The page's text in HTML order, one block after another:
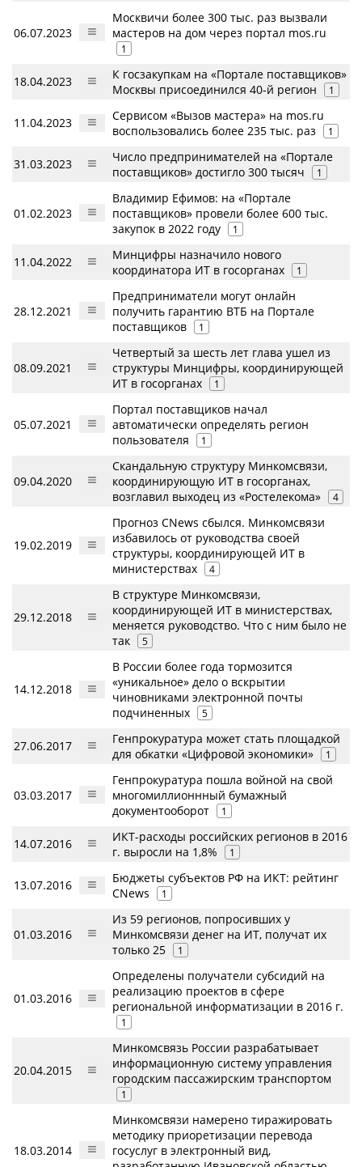
06.07.2023
Москвичи более 300 тыс. раз вызвали
мастеров на дом через портал mos.ru
1
18.04.2023
К госзакупкам на «Портале поставщиков»
Москвы присоединился 40-й регион
1
11.04.2023
Сервисом «Вызов мастера» на mos.ru
воспользовались более 235 тыс. раз
1
31.03.2023
Число предпринимателей на «Портале
поставщиков» достигло 300 тысяч
1
01.02.2023
Владимир Ефимов: на «Портале
поставщиков» провели более 600 тыс.
закупок в 2022 году
1
11.04.2022
Минцифры назначило нового
координатора ИТ в госорганах
1
28.12.2021
Предприниматели могут онлайн
получить гарантию ВТБ на Портале
поставщиков
1
08.09.2021
Четвертый за шесть лет глава ушел из
структуры Минцифры, координирующей
ИТ в госорганах
1
05.07.2021
Портал поставщиков начал
автоматически определять регион
пользователя
1
09.04.2020
Скандальную структуру Минкомсвязи,
координирующую ИТ в госорганах,
возглавил выходец из «Ростелекома»
4
19.02.2019
Прогноз CNews сбылся. Минкомсвязи
избавилось от руководства своей
структуры, координирующей ИТ в
министерствах
4
29.12.2018
В структуре Минкомсвязи,
координирующей ИТ в министерствах,
меняется руководство. Что с ним было не
так
5
14.12.2018
В России более года тормозится
«уникальное» дело о вскрытии
чиновниками электронной почты
подчиненных
5
27.06.2017
Генпрокуратура может стать площадкой
для обкатки «Цифровой экономики»
1
03.03.2017
Генпрокуратура пошла войной на свой
многомиллионнный бумажный
документооборот
1
14.07.2016
ИКТ-расходы российских регионов в 2016
г. выросли на 1,8%
1
13.07.2016
Бюджеты субъектов РФ на ИКТ: рейтинг
CNews
1
01.03.2016
Из 59 регионов, попросивших у
Минкомсвязи денег на ИТ, получат их
только 25
1
01.03.2016
Определены получатели субсидий на
реализацию проектов в сфере
региональной информатизации в 2016 г.
1
20.04.2015
Минкомсвязь России разрабатывает
информационную систему управления
городским пассажирским транспортом
1
18.03.2014
Минкомсвязи намерено тиражировать
методику приоретизации перевода
госуслуг в электронный вид,